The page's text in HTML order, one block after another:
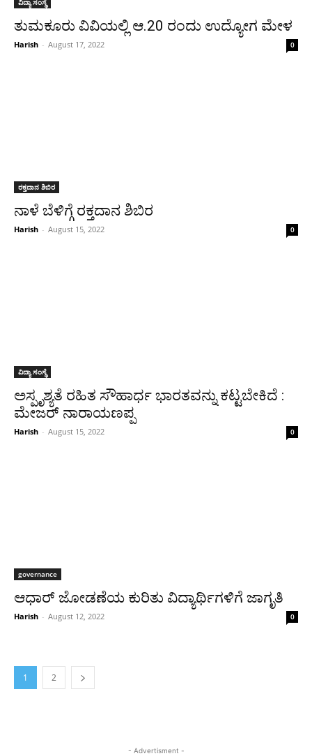
ವಿದ್ಯಾ ಸಂಸ್ಥೆ
ತುಮಕೂರು ವಿವಿಯಲ್ಲಿ ಆ.20 ರಂದು ಉದ್ಯೋಗ ಮೇಳ
Harish - August 17, 2022 0
ರಕ್ತದಾನ ಶಿಬಿರ
ನಾಳೆ ಬೆಳಿಗ್ಗೆ ರಕ್ತದಾನ ಶಿಬಿರ
Harish - August 15, 2022 0
ವಿದ್ಯಾ ಸಂಸ್ಥೆ
ಅಸ್ಪೃಶ್ಯತೆ ರಹಿತ ಸೌಹಾರ್ಧ ಭಾರತವನ್ನು ಕಟ್ಟಬೇಕಿದೆ :
ಮೇಜರ್ ನಾರಾಯಣಪ್ಪ
Harish - August 15, 2022 0
governance
ಆಧಾರ್ ಜೋಡಣೆಯ ಕುರಿತು ವಿದ್ಯಾರ್ಥಿಗಳಿಗೆ ಜಾಗೃತಿ
Harish - August 12, 2022 0
1 2
- Advertisment -